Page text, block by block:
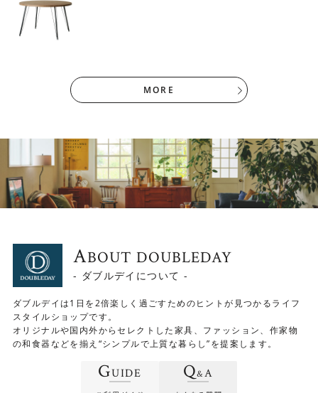
▼コンパクトな部屋にも使いやすい直径105cm
MORE
ABOUT DOUBLEDAY
- ダブルデイについて -
ダブルデイは1日を2倍楽しく過ごすためのヒントが見つかるライフ
スタイルショップです。
オリジナルや国内外からセレクトした家具、ファッション、作家物
の和食器などを揃え“シンプルで上質な暮らし”を提案します。
GUIDE Q&A